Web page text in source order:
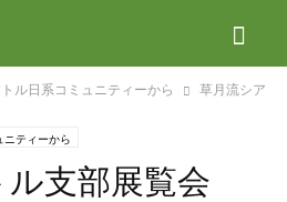
ル日系コミュニティーから
草月流シア
ニティーから
支部展覧会